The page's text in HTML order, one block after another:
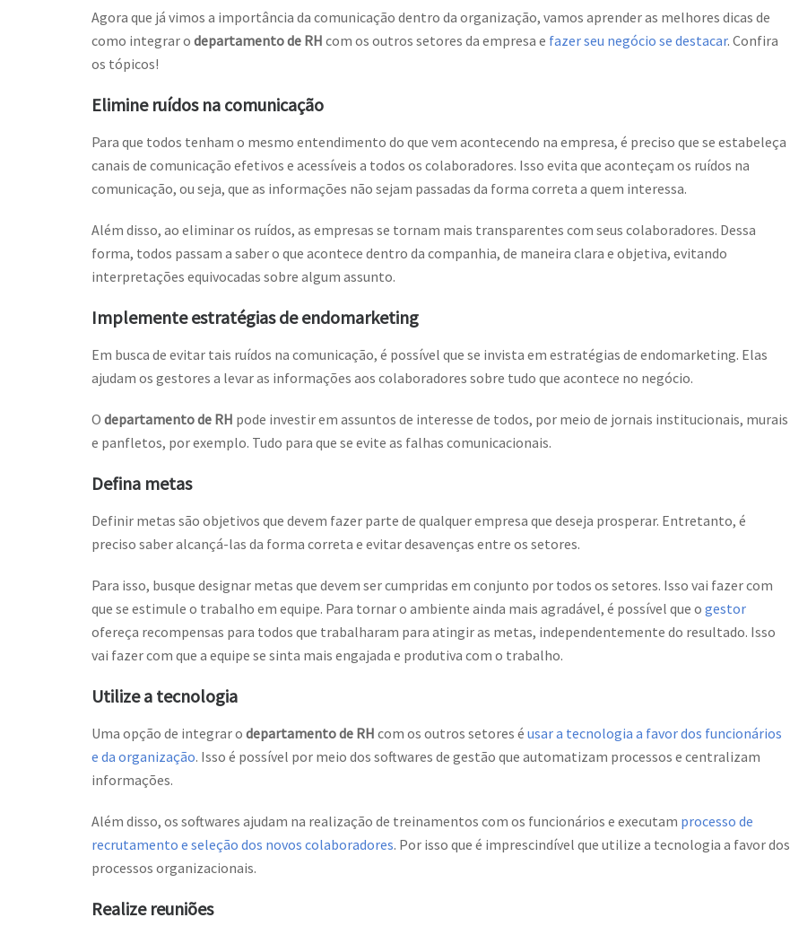
Agora que já vimos a importância da comunicação dentro da organização, vamos aprender as melhores dicas de
como integrar o departamento de RH com os outros setores da empresa e fazer seu negócio se destacar. Confira
os tópicos!
Elimine ruídos na comunicação
Para que todos tenham o mesmo entendimento do que vem acontecendo na empresa, é preciso que se estabeleça
canais de comunicação efetivos e acessíveis a todos os colaboradores. Isso evita que aconteçam os ruídos na
comunicação, ou seja, que as informações não sejam passadas da forma correta a quem interessa.
Além disso, ao eliminar os ruídos, as empresas se tornam mais transparentes com seus colaboradores. Dessa
forma, todos passam a saber o que acontece dentro da companhia, de maneira clara e objetiva, evitando
interpretações equivocadas sobre algum assunto.
Implemente estratégias de endomarketing
Em busca de evitar tais ruídos na comunicação, é possível que se invista em estratégias de endomarketing. Elas
ajudam os gestores a levar as informações aos colaboradores sobre tudo que acontece no negócio.
O departamento de RH pode investir em assuntos de interesse de todos, por meio de jornais institucionais, murais
e panfletos, por exemplo. Tudo para que se evite as falhas comunicacionais.
Defina metas
Definir metas são objetivos que devem fazer parte de qualquer empresa que deseja prosperar. Entretanto, é
preciso saber alcançá-las da forma correta e evitar desavenças entre os setores.
Para isso, busque designar metas que devem ser cumpridas em conjunto por todos os setores. Isso vai fazer com
que se estimule o trabalho em equipe. Para tornar o ambiente ainda mais agradável, é possível que o gestor
ofereça recompensas para todos que trabalharam para atingir as metas, independentemente do resultado. Isso
vai fazer com que a equipe se sinta mais engajada e produtiva com o trabalho.
Utilize a tecnologia
Uma opção de integrar o departamento de RH com os outros setores é usar a tecnologia a favor dos funcionários
e da organização. Isso é possível por meio dos softwares de gestão que automatizam processos e centralizam
informações.
Além disso, os softwares ajudam na realização de treinamentos com os funcionários e executam processo de
recrutamento e seleção dos novos colaboradores. Por isso que é imprescindível que utilize a tecnologia a favor dos
processos organizacionais.
Realize reuniões